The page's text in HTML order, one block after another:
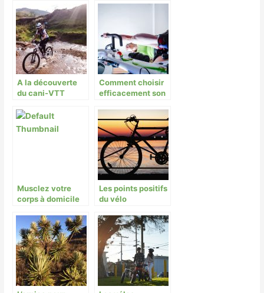
A la découverte
du cani-VTT
Comment choisir
efficacement son
d’appartement
Musclez votre
corps à domicile
Les points positifs
du vélo
comme moyen de
transport